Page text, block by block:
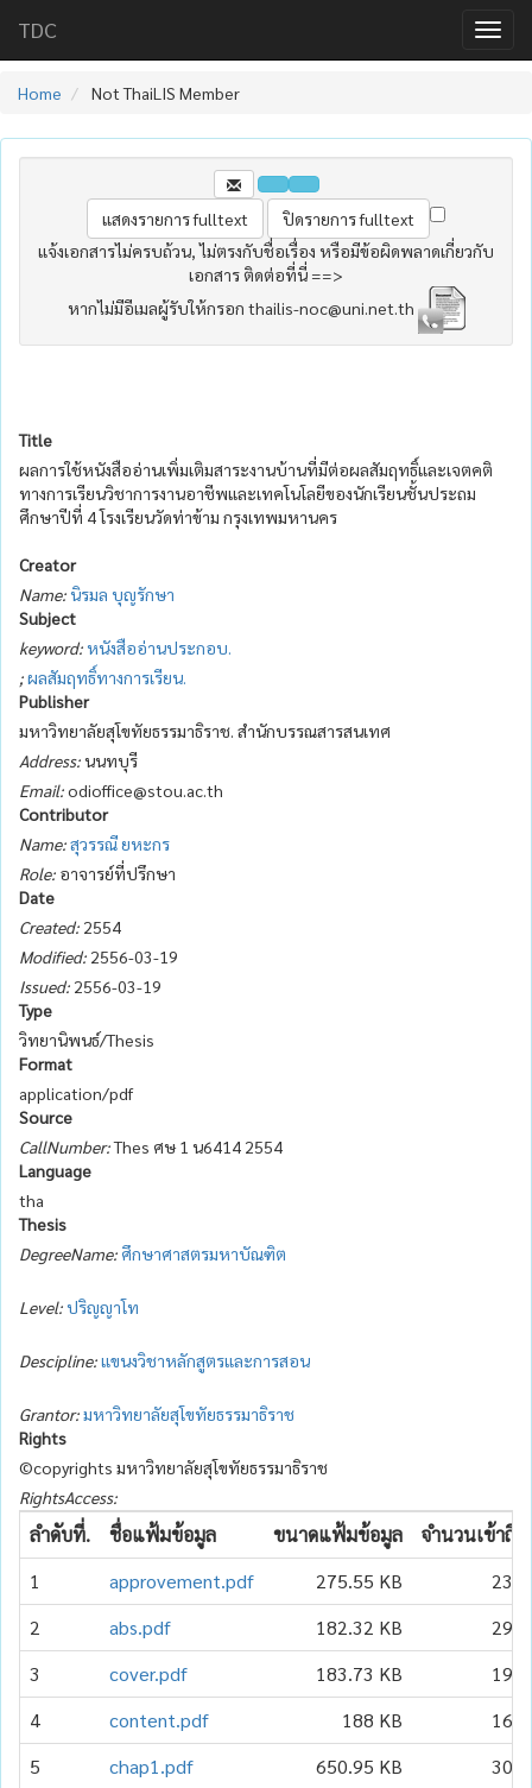
TDC
Home Not ThaiLIS Member
แจ้งเอกสารไม่ครบถ้วน, ไม่ตรงกับชื่อเรื่อง หรือมีข้อผิดพลาดเกี่ยวกับ
เอกสาร ติดต่อที่นี่ ==>
หากไม่มีอีเมลผู้รับให้กรอก thailis-noc@uni.net.th
Title
ผลการใช้หนังสืออ่านเพิ่มเติมสาระงานบ้านที่มีต่อผลสัมฤทธิ์และเจตคติ
ทางการเรียนวิชาการงานอาชีพและเทคโนโลยีของนักเรียนชั้นประถม
ศึกษาปีที่ 4 โรงเรียนวัดท่าข้าม กรุงเทพมหานคร
Creator
Name:นิรมล บุญรักษา
Subject
keyword:หนังสืออ่านประกอบ.
;ผลสัมฤทธิ์ทางการเรียน.
Publisher
มหาวิทยาลัยสุโขทัยธรรมาธิราช. สำนักบรรณสารสนเทศ
Address:นนทบุรี
Email:odioffice@stou.ac.th
Contributor
Name:สุวรรณี ยหะกร
Role: อาจารย์ที่ปรึกษา
Date
Created: 2554
Modified: 2556-03-19
Issued: 2556-03-19
Type
วิทยานิพนธ์/Thesis
Format
application/pdf
Source
CallNumber:Thes ศษ 1 น6414 2554
Language
tha
Thesis
DegreeName: ศึกษาศาสตรมหาบัณฑิต
Level:ปริญญาโท
Descipline:แขนงวิชาหลักสูตรและการสอน
Grantor:มหาวิทยาลัยสุโขทัยธรรมาธิราช
Rights
©copyrights มหาวิทยาลัยสุโขทัยธรรมาธิราช
RightsAccess:
ลำดับที่. ชื่อแฟ้มข้อมูล ขนาดแฟ้มข้อมูล
จำนวนเข้าถึง
1
approvement.pdf 275.55 KB
234
2
abs.pdf 182.32 KB
291
3
cover.pdf 183.73 KB
196
4
content.pdf 188 KB
163
5
chap1.pdf 650.95 KB
309